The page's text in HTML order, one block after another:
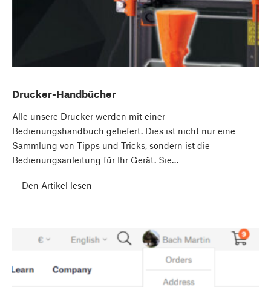
Drucker-Handbücher
Alle unsere Drucker werden mit einer
Bedienungshandbuch geliefert. Dies ist nicht nur eine
Sammlung von Tipps und Tricks, sondern ist die
Bedienungsanleitung für Ihr Gerät. Sie…
Den Artikel lesen